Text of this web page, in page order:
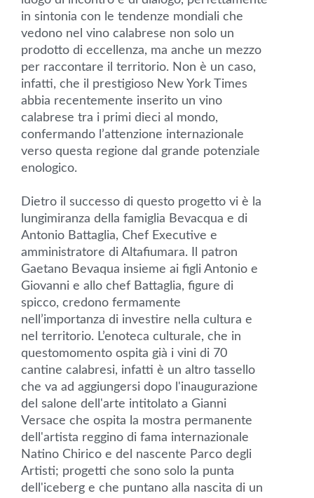
in sintonia con le tendenze mondiali che
vedono nel vino calabrese non solo un
prodotto di eccellenza, ma anche un mezzo
per raccontare il territorio. Non è un caso,
infatti, che il prestigioso New York Times
abbia recentemente inserito un vino
calabrese tra i primi dieci al mondo,
confermando l’attenzione internazionale
verso questa regione dal grande potenziale
enologico.
Dietro il successo di questo progetto vi è la
lungimiranza della famiglia Bevacqua e di
Antonio Battaglia, Chef Executive e
amministratore di Altafiumara. Il patron
Gaetano Bevaqua insieme ai figli Antonio e
Giovanni e allo chef Battaglia, figure di
spicco, credono fermamente
nell’importanza di investire nella cultura e
nel territorio. L’enoteca culturale, che in
questomomento ospita già i vini di 70
cantine calabresi, infatti è un altro tassello
che va ad aggiungersi dopo l'inaugurazione
del salone dell'arte intitolato a Gianni
Versace che ospita la mostra permanente
dell'artista reggino di fama internazionale
Natino Chirico e del nascente Parco degli
Artisti; progetti che sono solo la punta
dell'iceberg e che puntano alla nascita di un